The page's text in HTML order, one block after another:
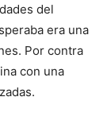
del
era una
Por contra
con una